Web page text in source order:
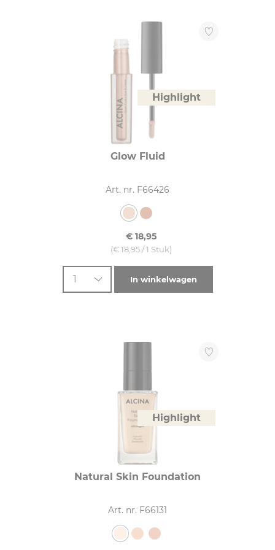
Highlight
Glow Fluid
Art. nr. F66426
€ 18,95
(€ 18,95 / 1 Stuk)
1 In winkelwagen
Highlight
Natural Skin Foundation
Art. nr. F66131